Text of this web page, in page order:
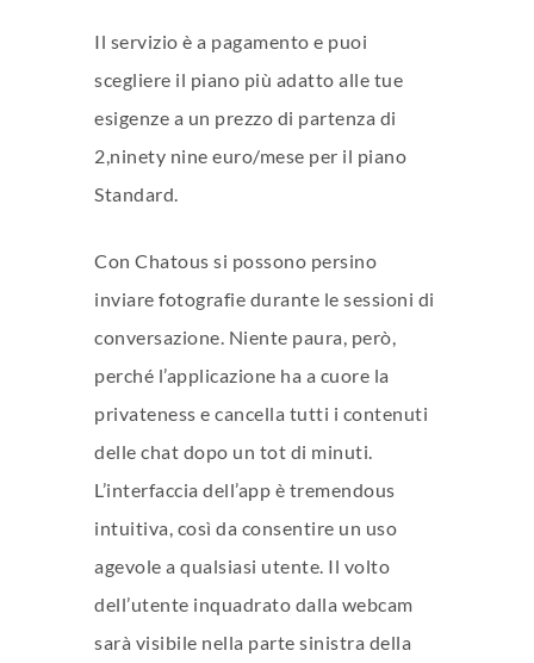
Il servizio è a pagamento e puoi
scegliere il piano più adatto alle tue
esigenze a un prezzo di partenza di
2,ninety nine euro/mese per il piano
Standard.
Con Chatous si possono persino
inviare fotografie durante le sessioni di
conversazione. Niente paura, però,
perché l’applicazione ha a cuore la
privateness e cancella tutti i contenuti
delle chat dopo un tot di minuti.
L’interfaccia dell’app è tremendous
intuitiva, così da consentire un uso
agevole a qualsiasi utente. Il volto
dell’utente inquadrato dalla webcam
sarà visibile nella parte sinistra della